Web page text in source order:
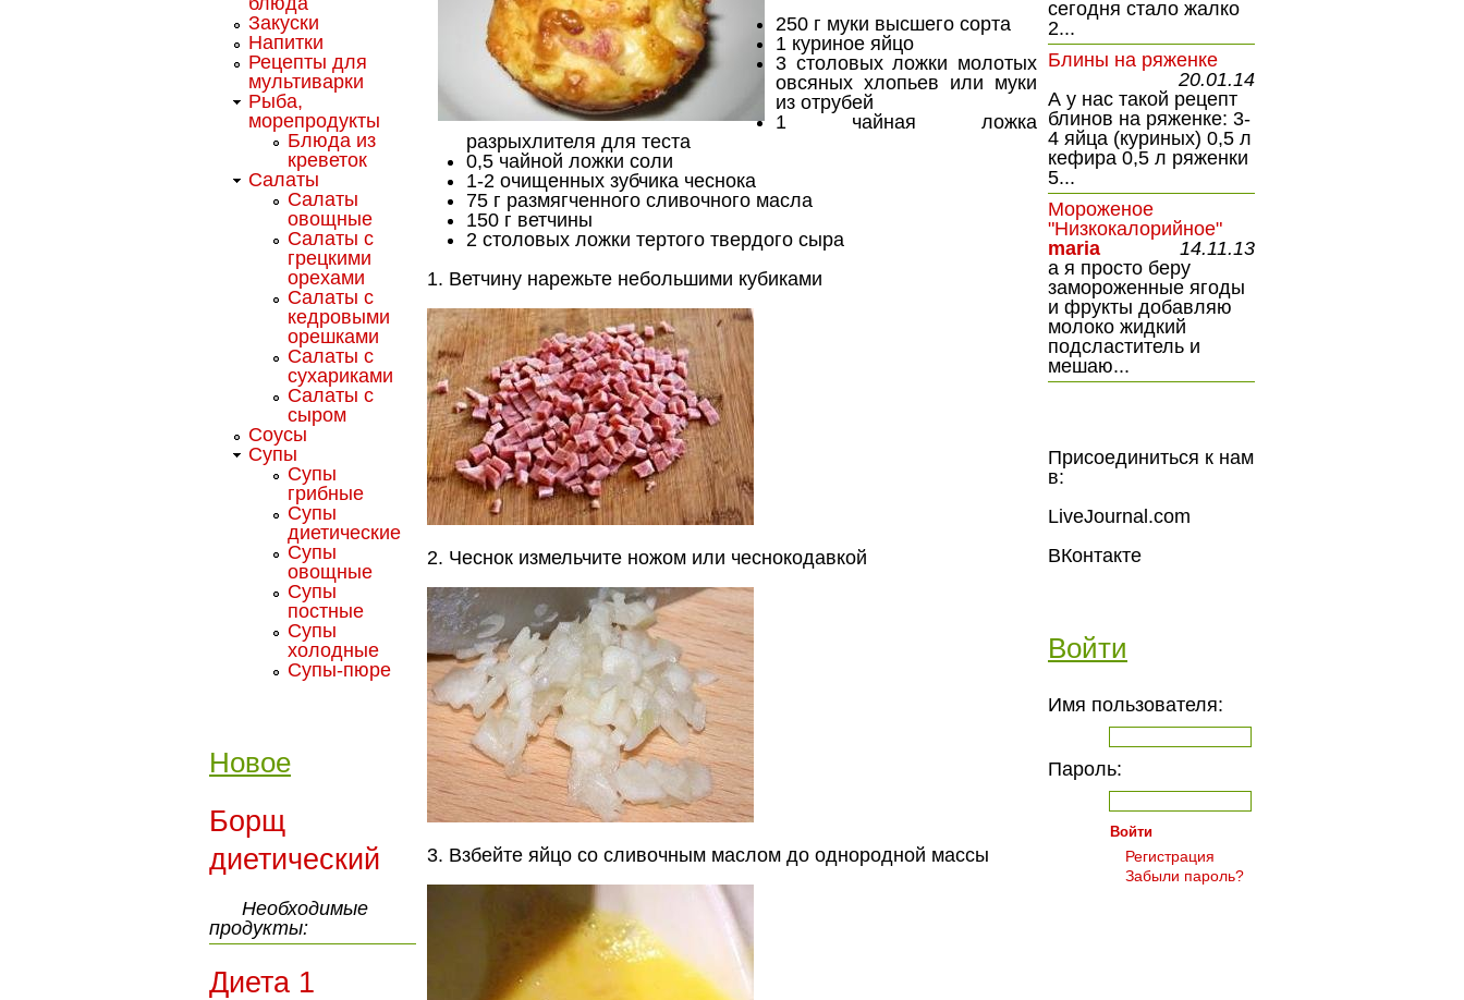
250 г муки высшего сорта
1 куриное яйцо
3 столовых ложки молотых
овсяных хлопьев или муки
из отрубей
1 чайная ложка
разрыхлителя для теста
0,5 чайной ложки соли
1-2 очищенных зубчика чеснока
75 г размягченного сливочного масла
150 г ветчины
2 столовых ложки тертого твердого сыра
1. Ветчину нарежьте небольшими кубиками
2. Чеснок измельчите ножом или чеснокодавкой
3. Взбейте яйцо со сливочным маслом до однородной массы
Закуски
Напитки
Рецепты для
мультиварки
Рыба,
морепродукты
Блюда из
креветок
Салаты
Салаты
овощные
Салаты с
грецкими
орехами
Салаты с
кедровыми
орешками
Салаты с
сухариками
Салаты с
сыром
Соусы
Супы
Супы
грибные
Супы
диетические
Супы
овощные
Супы
постные
Супы
холодные
Супы-пюре
Новое
Борщ
диетический
Необходимые
продукты:
Диета 1
сегодня стало жалко
2...
Блины на ряженке
20.01.14
А у нас такой рецепт
блинов на ряженке: 3-
4 яйца (куриных) 0,5 л
кефира 0,5 л ряженки
5...
Мороженое
"Низкокалорийное"
maria
14.11.13
а я просто беру
замороженные ягоды
и фрукты добавляю
молоко жидкий
подсластитель и
мешаю...
Присоединиться к нам
в:
LiveJournal.com
ВКонтакте
Войти
Имя пользователя:
Пароль:
Регистрация
Забыли пароль?